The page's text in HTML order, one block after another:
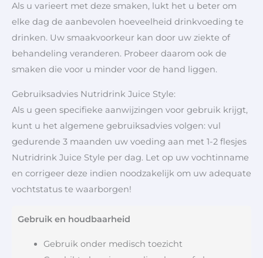
Als u varieert met deze smaken, lukt het u beter om
elke dag de aanbevolen hoeveelheid drinkvoeding te
drinken. Uw smaakvoorkeur kan door uw ziekte of
behandeling veranderen. Probeer daarom ook de
smaken die voor u minder voor de hand liggen.
Gebruiksadvies Nutridrink Juice Style:
Als u geen specifieke aanwijzingen voor gebruik krijgt,
kunt u het algemene gebruiksadvies volgen: vul
gedurende 3 maanden uw voeding aan met 1-2 flesjes
Nutridrink Juice Style per dag. Let op uw vochtinname
en corrigeer deze indien noodzakelijk om uw adequate
vochtstatus te waarborgen!
Gebruik en houdbaarheid
Gebruik onder medisch toezicht